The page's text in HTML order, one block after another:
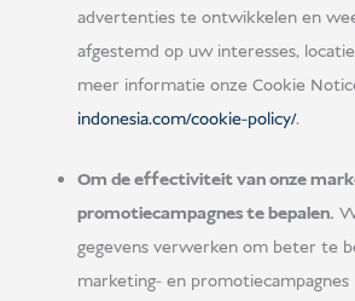
advertenties te ontwikkelen en
afgestemd op uw interesses,
meer informatie onze Cookie
indonesia.com/cookie-policy/.
Om de effectiviteit van onze
promotiecampagnes te bepalen.
gegevens verwerken om beter te
marketing- en promotiecampagnes